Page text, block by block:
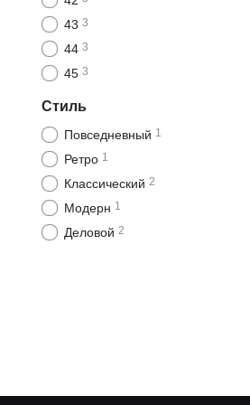
43 3
44 3
45 3
Стиль
Повседневный 1
Ретро 1
Классический 2
Модерн 1
Деловой 2